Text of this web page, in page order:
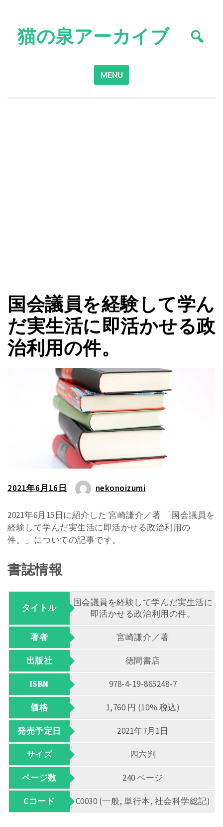
content猫の泉アーカイブ
Search
for:
MENU
国会議員を経験して学ん
だ実生活に即活かせる政
治利用の件。
2021年6月16日 nekonoizumi
2021年6月15日に紹介した 宮崎謙介／著 「国会議員を
経験して学んだ実生活に即活かせる政治利用の
件。」についての記事です。
書誌情報
タイトル
国会議員を経験して学んだ実生活に
即活かせる政治利用の件。
著者 宮崎謙介／著
出版社 徳間書店
ISBN 978-4-19-865248-7
価格 1,760 円 (10% 税込)
発売予定日 2021年7月1日
サイズ 四六判
ページ数 240 ページ
Cコード C0030 (一般, 単行本, 社会科学総記)